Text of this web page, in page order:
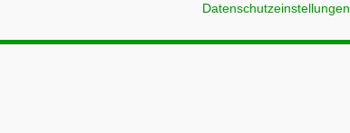
Datenschutzeinstellungen